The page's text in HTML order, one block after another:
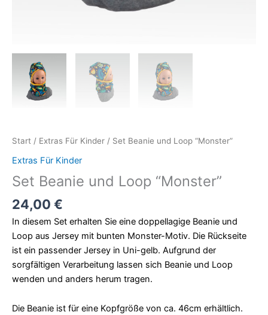
Start / Extras Für Kinder / Set Beanie und Loop “Monster”
Extras Für Kinder
Set Beanie und Loop “Monster”
24,00 €
In diesem Set erhalten Sie eine doppellagige Beanie und
Loop aus Jersey mit bunten Monster-Motiv. Die Rückseite
ist ein passender Jersey in Uni-gelb. Aufgrund der
sorgfältigen Verarbeitung lassen sich Beanie und Loop
wenden und anders herum tragen.
Die Beanie ist für eine Kopfgröße von ca. 46cm erhältlich.